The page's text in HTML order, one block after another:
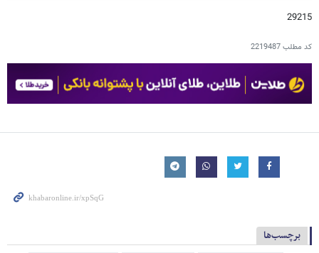
29215
کد مطلب2219487
برچسب‌ها